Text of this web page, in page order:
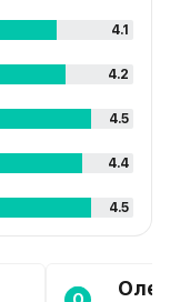
4.1
4.2
4.5
4.4
4.5